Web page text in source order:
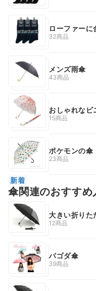
ローファーに
32商品
メンズ雨傘
43商品
おしゃれなビ
15商品
ポケモンの傘
23商品
新着
傘関連のおすす
大きい折りた
12商品
パゴダ傘
39商品